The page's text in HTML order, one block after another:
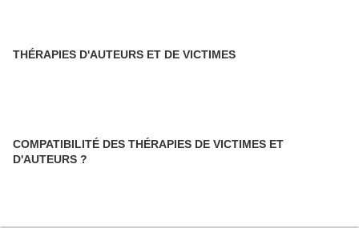
THÉRAPIES D'AUTEURS ET DE VICTIMES
COMPATIBILITÉ DES THÉRAPIES DE VICTIMES ET
D'AUTEURS ?